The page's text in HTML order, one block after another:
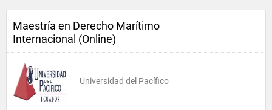
Maestría en Derecho Marítimo
Internacional (Online)
Universidad del Pacífico